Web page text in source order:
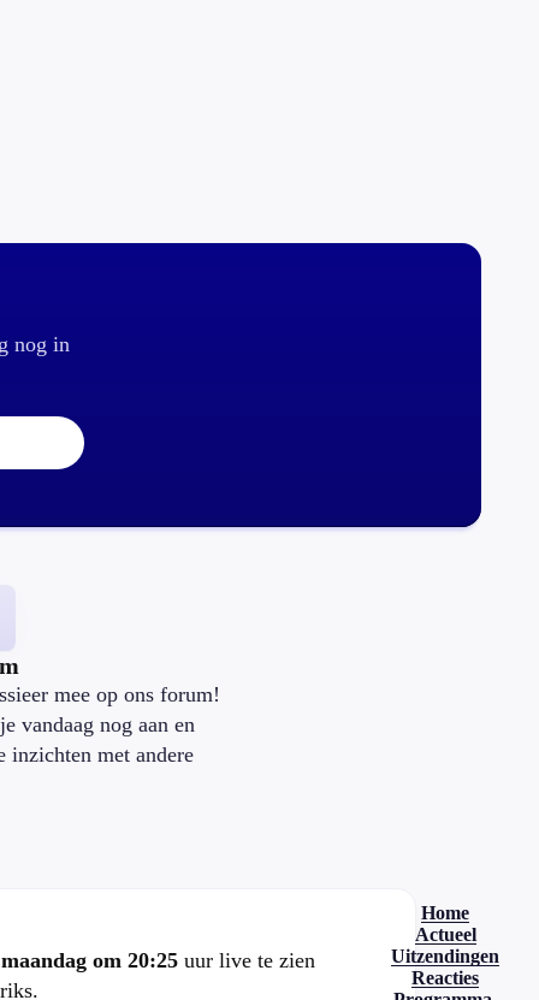
nog in
mee op ons forum!
vandaag nog aan en
inzichten met andere
maandag om 20:25 uur live te zien
Home
Actueel
Uitzendingen
Reacties